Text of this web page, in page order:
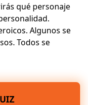
qué personaje
Algunos se
Todos se